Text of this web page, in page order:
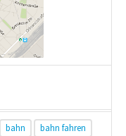
bahn
bahn fahren